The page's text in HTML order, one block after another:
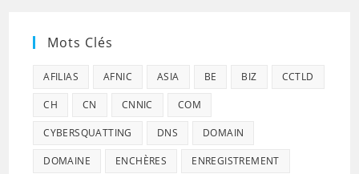
Mots Clés
AFILIAS AFNIC ASIA BE BIZ CCTLD
CH CN CNNIC COM
CYBERSQUATTING DNS DOMAIN
DOMAINE ENCHÈRES ENREGISTREMENT